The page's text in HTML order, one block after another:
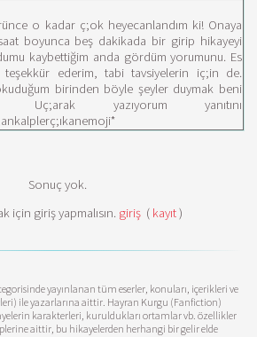
o kadar ç;ok heyecanlandım ki! Onaya
boyunca beş dakikada bir girip hikayeyi
kaybettiğim anda gördüm yorumunu. Es
ederim, tabi tavsiyelerin iç;in de.
birinden böyle şeyler duymak beni
Uç;arak yazıyorum yanıtını
Sonuç yok.
için giriş yapmalısın. giriş ( kayıt)
yayınlanan tüm eserler, konuları, içerikleri ve
ile yazarlarına aittir. Hayran Kurgu (Fanfiction)
karakterleri, kuruldukları ortamlar vb. özellikler
aittir, bu hikayelerden herhangi bir gelir elde